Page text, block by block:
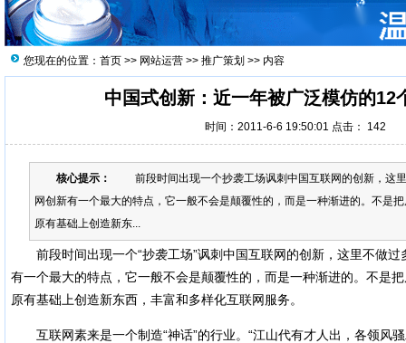
您现在的位置： 首页 >> 网站运营 >> 推广策划 >> 内容
中国式创新：近一年被广泛模仿的12
时间：2011-6-6 19:50:01 点击： 142
核心提示：
前段时间出现一个抄袭工场讽刺中国互联网的创新，这
网创新有一个最大的特点，它一般不会是颠覆性的，而是一种渐进的。不是
原有基础上创造新东...
前段时间出现一个“抄袭工场”讽刺中国互联网的创新，这里不做过
有一个最大的特点，它一般不会是颠覆性的，而是一种渐进的。不是
原有基础上创造新东西，丰富和多样化互联网服务。
互联网素来是一个制造“神话”的行业。“江山代有才人出，各领风